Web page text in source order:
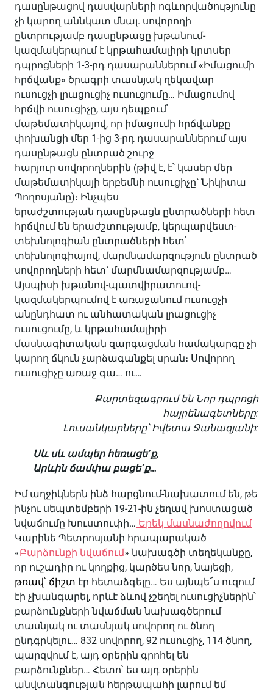
դասընթացով դասվարների ոգևորվածությունը
չի կարող աննկատ մնալ. սովորողի
ընտրությամբ դասընթացը խթանում-
կազմակերպում է կրթահամալիրի կրտսեր
դպրոցների 1-3-րդ դասարաններում «Իմացումի
հրճվանք» ծրագրի տասնյակ ղեկավար
ուսուցչի լրացուցիչ ուսուցումը… Իմացումով
հրճվի ուսուցիչը, այս դեպքում՝
մաթեմատիկայով, որ իմացումի հրճվանքը
փոխանցի մեր 1-ից 3-րդ դասարաններում այս
դասընթացն ընտրած շուրջ
հարյուր սովորողներին (թիվ է, է՝ կասեր մեր
մաթեմատիկայի երբեմնի ուսուցիչը՝ Նիկիտա
Պողոսյանը)։ Ինչպես
երաժշտության դասընթացն ընտրածների հետ
հրճվում են երաժշտությամբ, կերպարվեստ-
տեխնոլոգիան ընտրածների հետ՝
տեխնոլոգիայով, մարմնամարզություն ընտրած
սովորողների հետ՝ մարմնամարզությամբ…
Այսպիսի խթանով-պատվիրատուով-
կազմակերպումով է առաջանում ուսուցչի
անընդհատ ու անհատական լրացուցիչ
ուսուցումը, և կրթահամալիրի
մասնագիտական զարգացման համակարգը չի
կարող ճկուն չարձագանքել սրան։ Սովորող
ուսուցիչը առաջ գա… ու…
Քարտեզագրում են Նոր դպրոցի
հայրենագետները:
Լուսանկարները՝ Իվետա Ջանազյանի:
Սև սև ամպեր հեռացեˊք,
Արևին ճամփա բացեˊք…
Իմ աղջիկներն ինձ հարցնում-նախատում են, թե
ինչու սեպտեմբերի 19-21-ին չեղավ խոստացած
նվաճումը Խուստուփի… Երեկ մասնաժողովում
Կարինե Պետրոսյանի հրապարակած
«Բարձունքի նվաճում» նախագծի տեղեկանքը,
որ ուշադիր ու կողքից, կարծես նոր, նայեցի,
թռավ՝ ճիշտ էր հետաձգելը… Ես այնպե՜ս ուզում
էի չխանգարել, որևէ ձևով չշեղել ուսուցիչներին՝
բարձունքների նվաճման նախագծերում
տասնյակ ու տասնյակ սովորող ու ծնող
ընդգրկելու… 832 սովորող, 92 ուսուցիչ, 114 ծնող,
պարզվում է, այդ օրերին գրոհել են
բարձունքներ… Հետո՝ ես այդ օրերին
անվտանգության հերթապահի լարում եմ